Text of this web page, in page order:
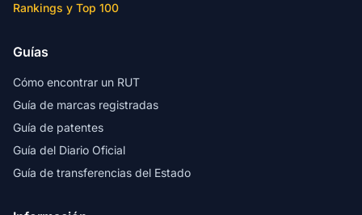
Rankings y Top 100
Guías
Cómo encontrar un RUT
Guía de marcas registradas
Guía de patentes
Guía del Diario Oficial
Guía de transferencias del Estado